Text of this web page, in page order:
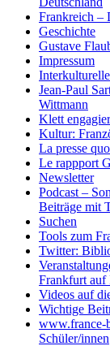
Frankreich –
Geschichte
Gustave
Impressum
Jean-Paul
Wittmann
Klett
Kultur:
La presse
Le rappport
Newsletter
Podcast – Son
Beiträge mit
Suchen
Tools zum
Twitter:
Frankfurt auf
Videos auf
Wichtige
www.france-
Schüler/innen